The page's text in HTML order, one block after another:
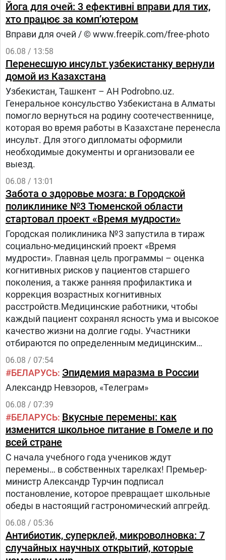
Йога для очей: 3 ефективні вправи для тих,
хто працює за комп’ютером
Вправи для очей / © www.freepik.com/free-photo
06.08 / 13:58
Перенесшую инсульт узбекистанку вернули
домой из Казахстана
Узбекистан, Ташкент – АН Podrobno.uz.
Генеральное консульство Узбекистана в Алматы
помогло вернуться на родину соотечественнице,
которая во время работы в Казахстане перенесла
инсульт. Для этого дипломаты оформили
необходимые документы и организовали ее
выезд.
06.08 / 13:01
Забота о здоровье мозга: в Городской
поликлинике №3 Тюменской области
стартовал проект «Время мудрости»
Городская поликлиника №3 запустила в тираж
социально-медицинский проект «Время
мудрости». Главная цель программы – оценка
когнитивных рисков у пациентов старшего
поколения, а также ранняя профилактика и
коррекция возрастных когнитивных
расстройств.Медицинские работники, чтобы
каждый пациент сохранял ясность ума и высокое
качество жизни на долгие годы. Участники
отбираются по определенным медицинским
критериям из числа прикрепленного к
поликлинике населения.Путь в проекте состоит
из трех этапов:1.
06.08 / 07:54
БЕЛАРУСЬ Эпидемия маразма в России
Александр Невзоров, «Телеграм»
06.08 / 07:39
БЕЛАРУСЬ Вкусные перемены: как
изменится школьное питание в Гомеле и по
всей стране
С начала учебного года учеников ждут
перемены… в собственных тарелках! Премьер-
министр Александр Турчин подписал
постановление, которое превращает школьные
обеды в настоящий гастрономический апгрейд.
06.08 / 05:36
Антибиотик, суперклей, микроволновка: 7
случайных научных открытий, которые